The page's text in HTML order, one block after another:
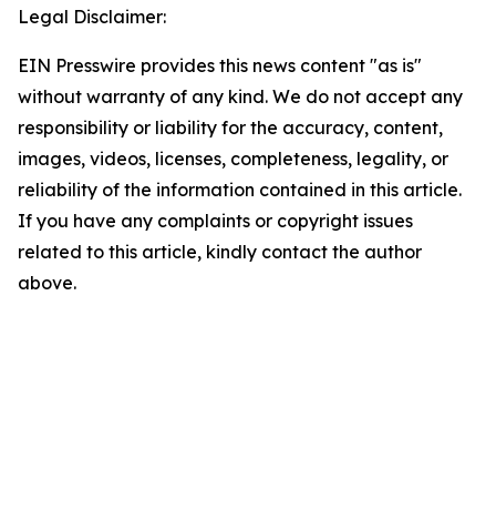
Legal Disclaimer:
EIN Presswire provides this news content "as is"
without warranty of any kind. We do not accept any
responsibility or liability for the accuracy, content,
images, videos, licenses, completeness, legality, or
reliability of the information contained in this article.
If you have any complaints or copyright issues
related to this article, kindly contact the author
above.